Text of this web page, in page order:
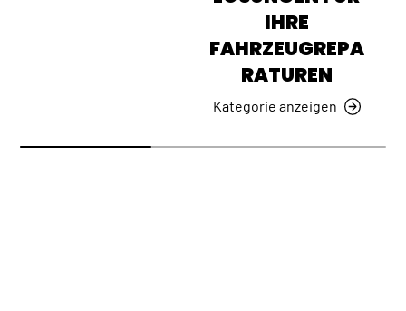
IHRE
FAHRZEUGREPA
RATUREN
Kategorie anzeigen